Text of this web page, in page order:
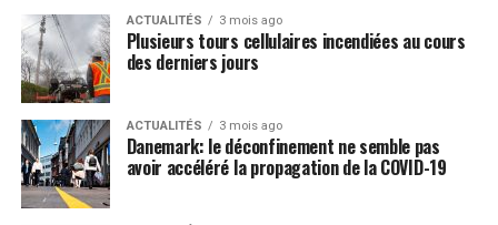
ACTUALITÉS 3 mois ago
Plusieurs tours cellulaires incendiées au cours
des derniers jours
ACTUALITÉS 3 mois ago
Danemark: le déconfinement ne semble pas
avoir accéléré la propagation de la COVID-19